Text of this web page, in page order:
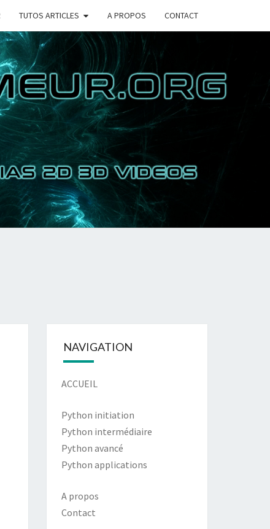
TUTOS ARTICLES A PROPOS CONTACT
DU
NAVIGATION
ACCUEIL
Python initiation
Python intermédiaire
Python avancé
Python applications
A propos
Contact